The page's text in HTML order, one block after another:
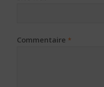
Commentaire *